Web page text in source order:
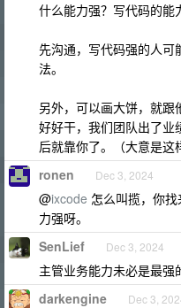
什么能力强？写代码的能
先沟通，写代码强的人可
法。
另外，可以画大饼，就跟
好好干，我们团队出了业
后就靠你了。（大意是这
ronen Dec 3, 2024
@ixcode 怎么叫揽，你
力强呀。
SenLief Dec 3, 2024
主管业务能力未必是最强
darkengine Dec 3,